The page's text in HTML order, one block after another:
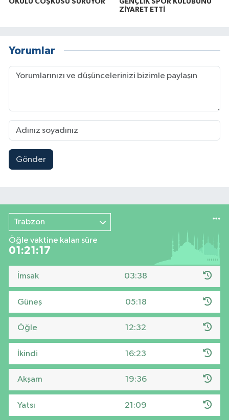
OKULU COŞKUSU SÜRÜYOR
GENÇLİK SPOR KULÜBÜNÜ
ZİYARET ETTİ
Yorumlar
Gönder
Trabzon
Öğle vaktine kalan süre
01:21:16
İmsak 03:38
Güneş 05:18
Öğle 12:32
İkindi 16:23
Akşam 19:36
Yatsı 21:09